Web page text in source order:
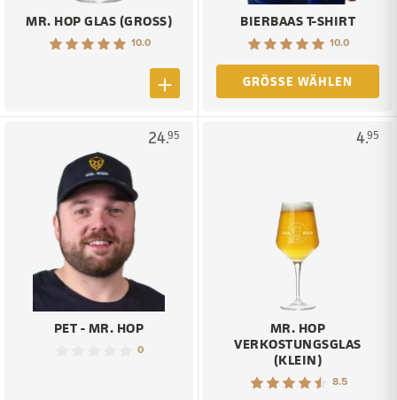
MR. HOP GLAS (GROSS)
10.0
BIERBAAS T-SHIRT
10.0
GRÖSSE WÄHLEN
24.95
PET - MR. HOP
0
4.95
MR. HOP
VERKOSTUNGSGLAS
(KLEIN)
8.5